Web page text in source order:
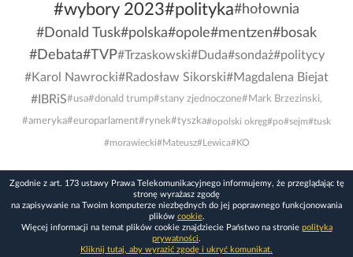
#wybory 2023#polityka#hołownia
#Donald Tusk#polska#opole#mentzen#bosak
#Debata#TVP#Trzaskowski#Duda#sondaż#politycy
#Karol Nawrocki#Radosław Sikorski#Magdalena Biejat
#IBRiS#usa#donald trump#stany zjednoczone#Mark Brzezinski,
#ameryka#europarlament#rynek#tyszka#opolski okręg#po#sejm#tusk
#morawiecki#Mateusz#Lewica#KO
Zgodnie z art. 173 ustawy Prawa Telekomunikacyjnego informujemy, że przeglądając tę
stronę wyrażasz zgodę
na zapisywanie na Twoim komputerze niezbędnych do jej poprawnego funkcjonowania
plików cookie.
Więcej informacji na temat plików cookie znajdziecie Państwo na stronie polityka
prywatności.
Kliknij tutaj, aby wyrazić zgodę i ukryć komunikat.